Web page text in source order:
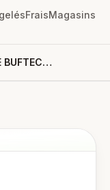
FraisMagasins
EPICE BARBECUE BUFTECK 350g